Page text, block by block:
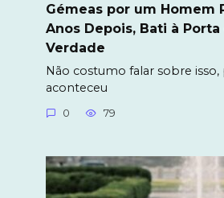
Gémeas por um Homem
Anos Depois, Bati à Porta
Verdade
Não costumo falar sobre
aconteceu
0 79